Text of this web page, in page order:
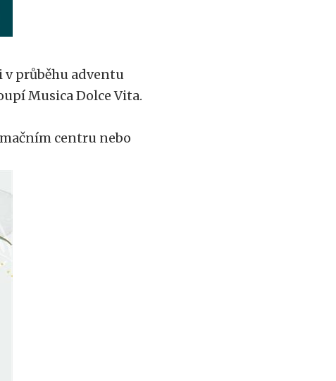
v průběhu adventu
Musica Dolce Vita.
centru nebo